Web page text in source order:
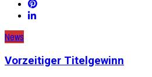
News
Vorzeitiger Titelgewinn